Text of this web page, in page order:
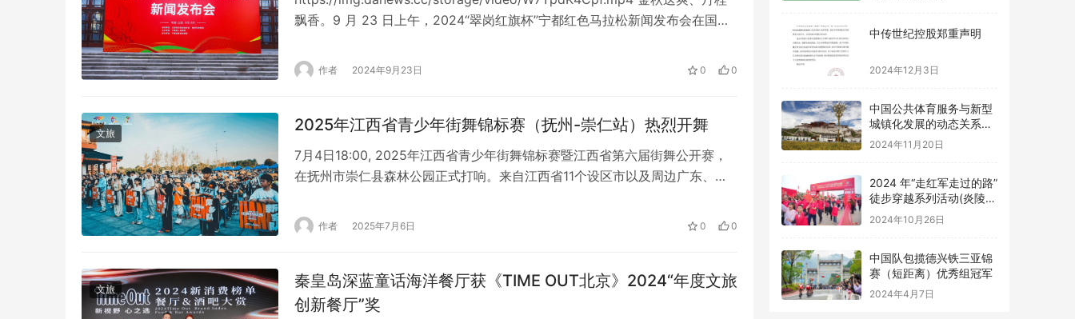
飘香。9 月 23 日上午，2024“翠岗红旗杯”宁都红色马拉松新闻发布会在国家
文化与马拉松运动完美结合，旨在传承红色基因，弘扬红色精神，同时推动全
作者 2024年9月23日 0 0
文旅 2025年江西省青少年街舞锦标赛（抚州-崇仁站）热烈开舞
7月4日18:00, 2025年江西省青少年街舞锦标赛暨江西省第六届街舞公开赛，
在抚州市崇仁县森林公园正式打响。来自江西省11个设区市以及周边广东、湖
场与崇仁珍馐同行的热辣滚烫之行。 本次赛事是崇仁县通过体育赛事活动，打
造“崇仁麻鸡”品牌产业融合的创新举措。赛事由崇仁县人民政府与江西省…
作者 2025年7月6日 0 0
文旅
秦皇岛深蓝童话海洋餐厅获《TIME OUT北京》2024“年度文旅
创新餐厅”奖
中传世纪控股郑重声明
2024年12月3日
中国公共体育服务与新型
城镇化发展的动态关系及
优化路径研究
2024年11月20日
2024 年“走红军走过的路”
徒步穿越系列活动(炎陵
站) 举办
2024年10月26日
中国队包揽德兴铁三亚锦
赛（短距离）优秀组冠军
2024年4月7日